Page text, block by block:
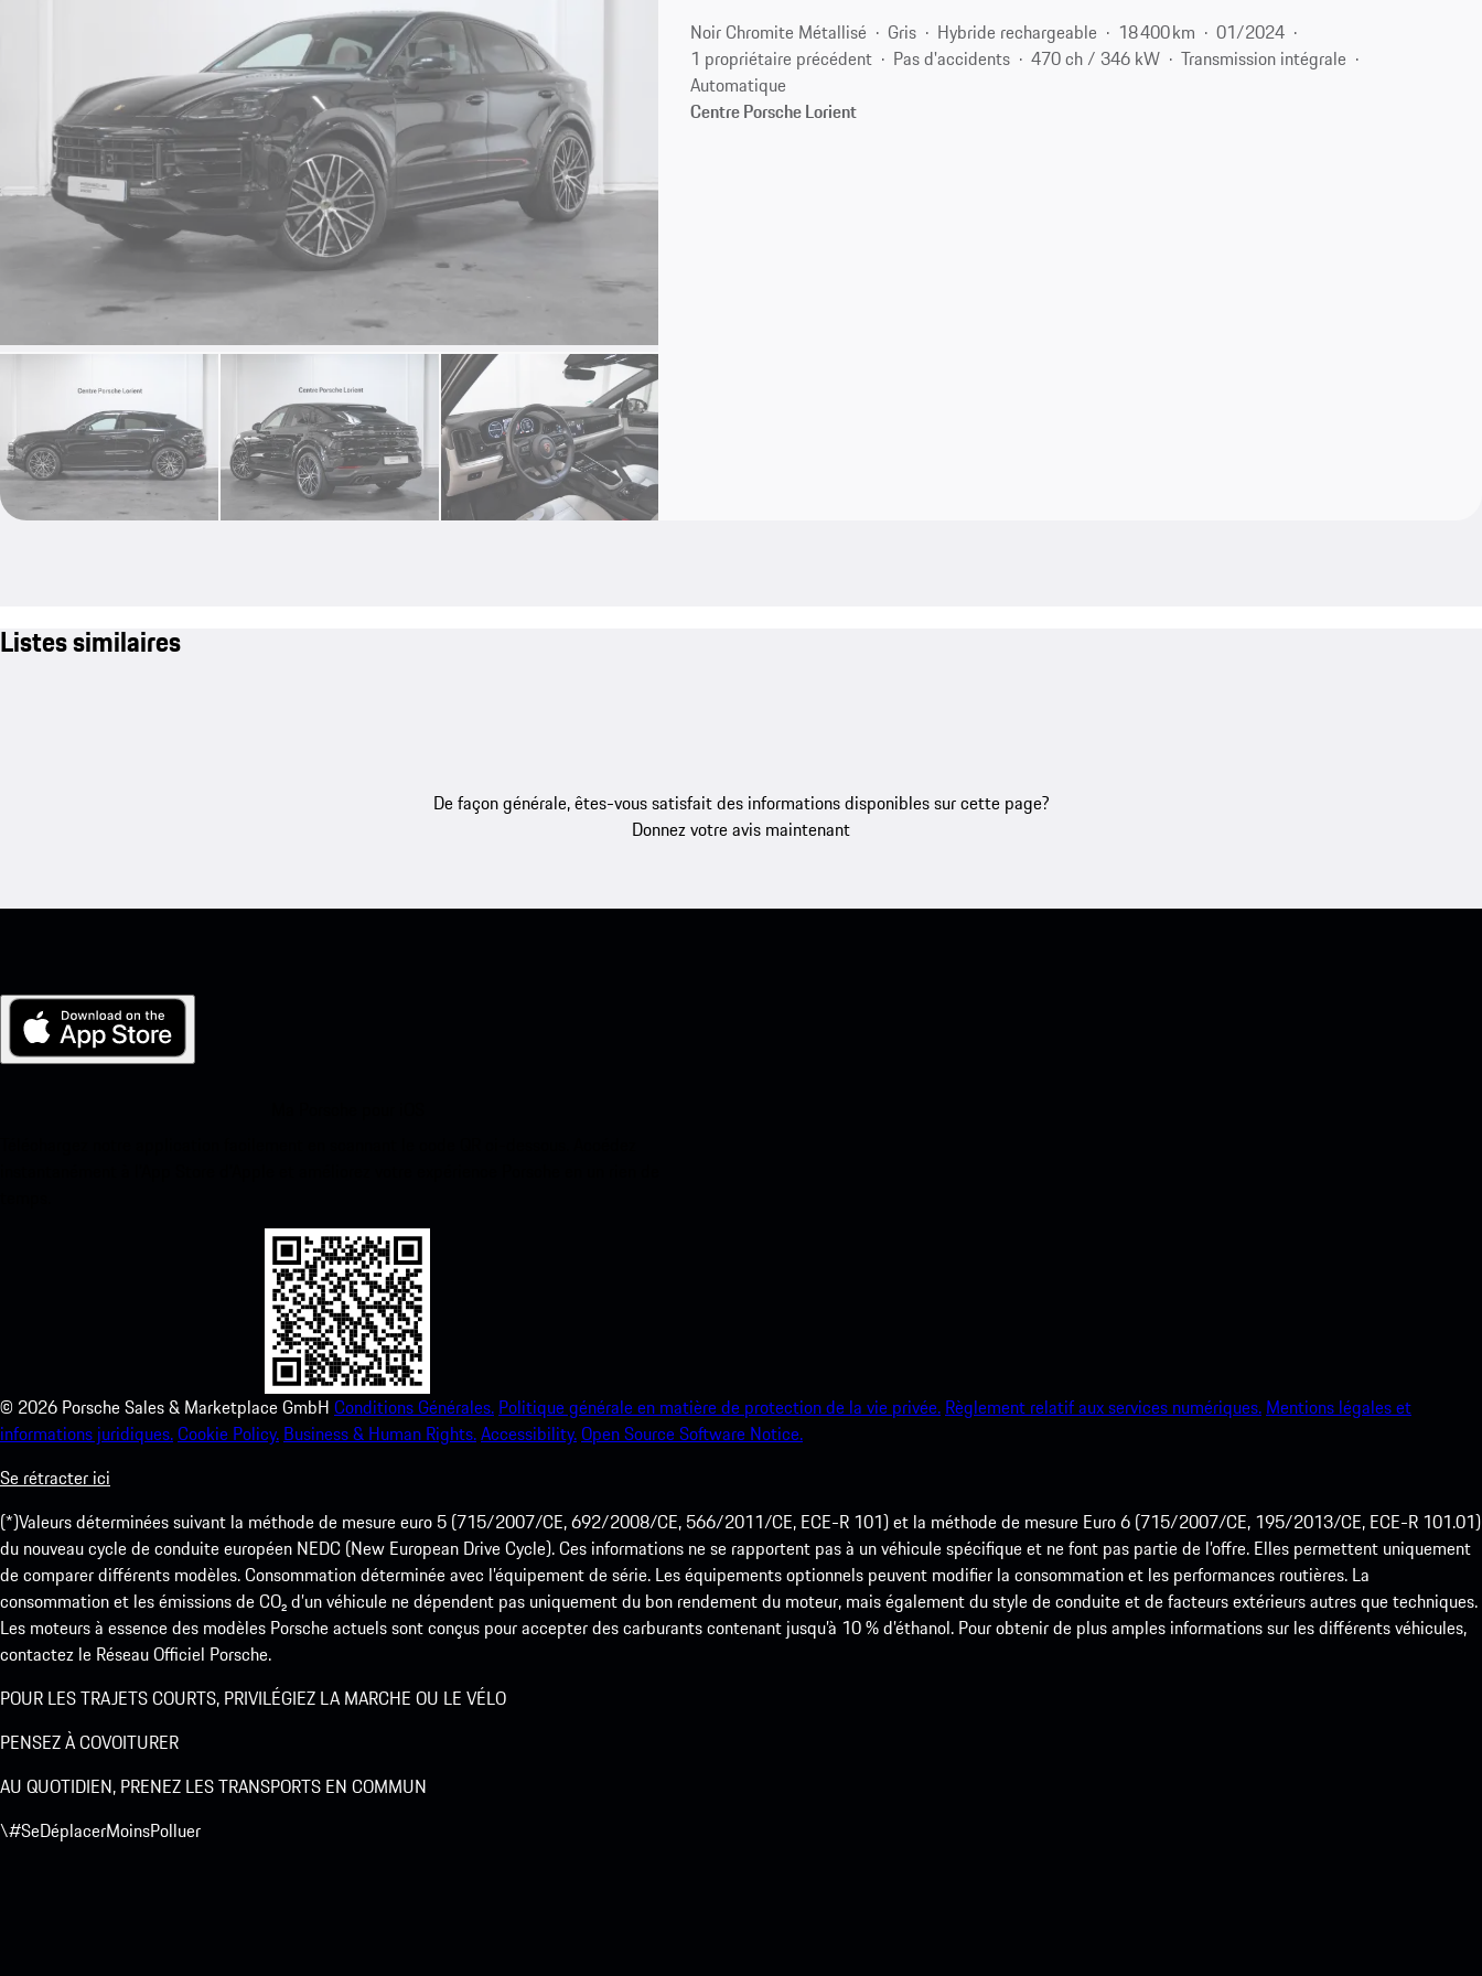
Noir Chromite Métallisé Gris Hybride rechargeable 18 400 km
01/2024
1 propriétaire précédent
Pas d'accidents 470 ch / 346 kW
Transmission intégrale
Automatique
Centre Porsche Lorient
Listes similaires
De façon générale, êtes-vous satisfait des informations disponibles sur cette page?
Donnez votre avis maintenant
© 2026 Porsche Sales & Marketplace GmbH Conditions Générales. Politique générale en matière de protection de la vie privée. Règlement relatif aux services numériques. Mentions légales et
informations juridiques.Cookie Policy. Business & Human Rights.Accessibility.Open Source Software Notice.
Se rétracter ici
(*)Valeurs déterminées suivant la méthode de mesure euro 5 (715/2007/CE, 692/2008/CE, 566/2011/CE, ECE-R 101) et la méthode de mesure Euro 6 (715/2007/CE, 195/2013/CE, ECE-R 101.01)
du nouveau cycle de conduite européen NEDC (New European Drive Cycle). Ces informations ne se rapportent pas à un véhicule spécifique et ne font pas partie de l’offre. Elles permettent uniquement
de comparer différents modèles. Consommation déterminée avec l’équipement de série. Les équipements optionnels peuvent modifier la consommation et les performances routières. La
consommation et les émissions de CO₂ d’un véhicule ne dépendent pas uniquement du bon rendement du moteur, mais également du style de conduite et de facteurs extérieurs autres que techniques.
Les moteurs à essence des modèles Porsche actuels sont conçus pour accepter des carburants contenant jusqu’à 10 % d’éthanol. Pour obtenir de plus amples informations sur les différents véhicules,
contactez le Réseau Officiel Porsche.
POUR LES TRAJETS COURTS, PRIVILÉGIEZ LA MARCHE OU LE VÉLO
PENSEZ À COVOITURER
AU QUOTIDIEN, PRENEZ LES TRANSPORTS EN COMMUN
\#SeDéplacerMoinsPolluer